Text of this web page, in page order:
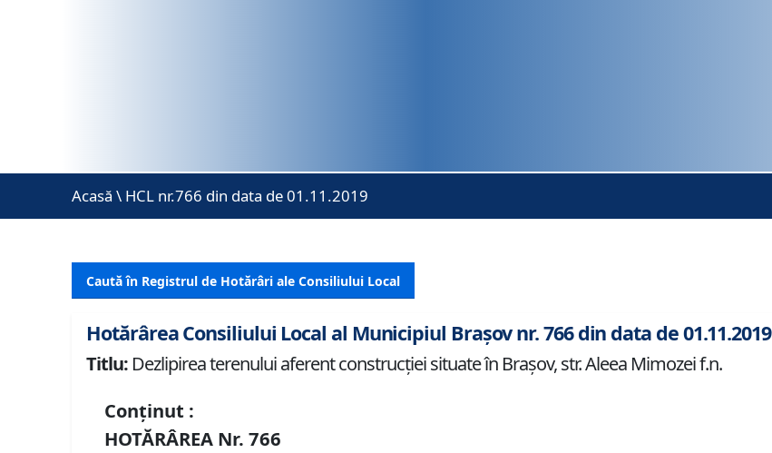
Acasă \ HCL nr.766 din data de 01.11.2019
Caută în Registrul de Hotărâri ale Consiliului Local
Hotărârea Consiliului Local al Municipiul Brașov nr. 766 din data de 01.11.2019
Titlu: Dezlipirea terenului aferent construcției situate în Brașov, str. Aleea Mimozei f.n.
Conținut :
HOTĂRÂREA Nr.766